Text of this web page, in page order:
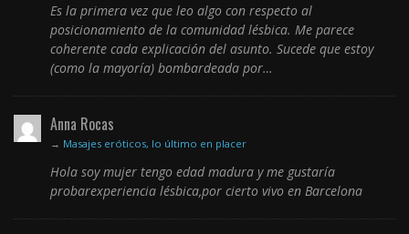
Es la primera vez que leo algo con respecto al
posicionamiento de la comunidad lésbica. Me parece
coherente cada explicación del asunto. Sucede que estoy
(como la mayoría) bombardeada por…
Anna Rocas
→ Masajes eróticos, lo último en placer
Hola soy mujer tengo edad madura y me gustaría
probarexperiencia lésbica,por cierto vivo en Barcelona